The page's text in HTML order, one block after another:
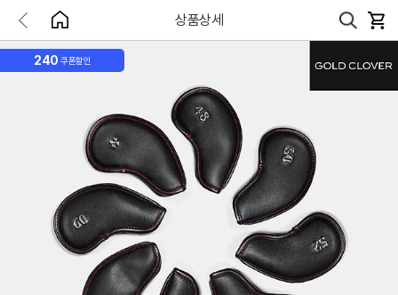
상품상세
240 쿠폰할인